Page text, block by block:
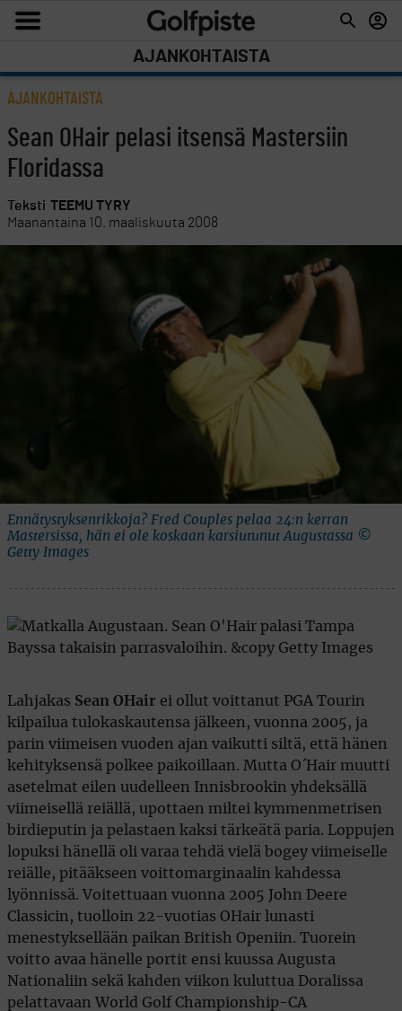
AJANKOHTAISTA
AJANKOHTAISTA
Sean OHair pelasi itsensä Mastersiin
Floridassa
Teksti TEEMU TYRY
Maanantaina 10. maaliskuuta 2008
Ennätystyksenrikkoja? Fred Couples pelaa 24:n kerran
Mastersissa, hän ei ole koskaan karsiutunut Augustassa ©
Getty Images
Lahjakas Sean OHair ei ollut voittanut PGA Tourin
kilpailua tulokaskautensa jälkeen, vuonna 2005, ja
parin viimeisen vuoden ajan vaikutti siltä, että hänen
kehityksensä polkee paikoillaan. Mutta O´Hair muutti
asetelmat eilen uudelleen Innisbrookin yhdeksällä
viimeisellä reiällä, upottaen miltei kymmenmetrisen
birdieputin ja pelastaen kaksi tärkeätä paria. Loppujen
lopuksi hänellä oli varaa tehdä vielä bogey viimeiselle
reiälle, pitääkseen voittomarginaalin kahdessa
lyönnissä. Voitettuaan vuonna 2005 John Deere
Classicin, tuolloin 22-vuotias OHair lunasti
menestyksellään paikan British Openiin. Tuorein
voitto avaa hänelle portit ensi kuussa Augusta
Nationaliin sekä kahden viikon kuluttua Doralissa
pelattavaan World Golf Championship-CA